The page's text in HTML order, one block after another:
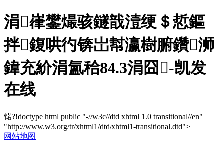
涓嵂鐢熶骇鐩戠潱绠＄悊鏂
拌鍑哄彴锛岀幇瀛樹腑鑽浉
鍏充紒涓氳秴84.3涓囧-凯发
在线
锘?!doctype html public "-//w3c//dtd xhtml 1.0 transitional//en"
"http://www.w3.org/tr/xhtml1/dtd/xhtml1-transitional.dtd">
网站地图